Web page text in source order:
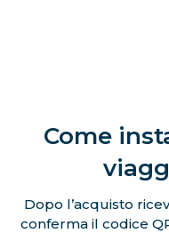
Come
Dopo l’acquisto
conferma il codice